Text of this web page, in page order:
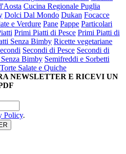
Cucina Regionale Puglia
Dolci Dal Mondo Dukan Focacce
e Verdure Pane Pappe Particolari
Primi Piatti di Pesce Primi Piatti di
Senza Bimby Ricette vegetariane
Secondi di Pesce Secondi di
Bimby Semifreddi e Sorbetti
Torte Salate e Quiche
NEWSLETTER E RICEVI UN
Policy.